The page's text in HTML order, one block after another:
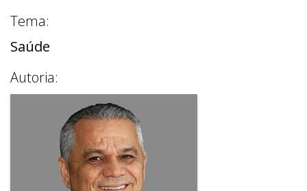
Tema:
Saúde
Autoria: